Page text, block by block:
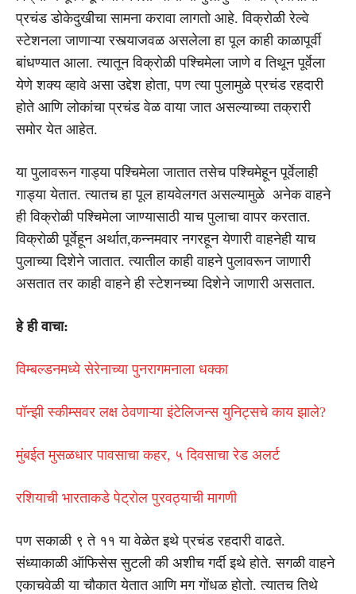
प्रचंड डोकेदुखीचा सामना करावा लागतो आहे. विक्रोळी रेल्वे
स्टेशनला जाणाऱ्या रस्त्याजवळ असलेला हा पूल काही काळापूर्वी
बांधण्यात आला. त्यातून विक्रोळी पश्चिमेला जाणे व तिथून पूर्वेला
येणे शक्य व्हावे असा उद्देश होता, पण त्या पुलामुळे प्रचंड रहदारी
होते आणि लोकांचा प्रचंड वेळ वाया जात असल्याच्या तक्रारी
समोर येत आहेत.
या पुलावरून गाड्या पश्चिमेला जातात तसेच पश्चिमेहून पूर्वेलाही
गाड्या येतात. त्यातच हा पूल हायवेलगत असल्यामुळे अनेक वाहने
ही विक्रोळी पश्चिमेला जाण्यासाठी याच पुलाचा वापर करतात.
विक्रोळी पूर्वेहून अर्थात,कन्नमवार नगरहून येणारी वाहनेही याच
पुलाच्या दिशेने जातात. त्यातील काही वाहने पुलावरून जाणारी
असतात तर काही वाहने ही स्टेशनच्या दिशेने जाणारी असतात.
हे ही वाचा:
विम्बल्डनमध्ये सेरेनाच्या पुनरागमनाला धक्का
पॉन्झी स्कीम्सवर लक्ष ठेवणाऱ्या इंटेलिजन्स युनिट्सचे काय झाले?
मुंबईत मुसळधार पावसाचा कहर, ५ दिवसाचा रेड अलर्ट
रशियाची भारताकडे पेट्रोल पुरवठ्याची मागणी
पण सकाळी ९ ते ११ या वेळेत इथे प्रचंड रहदारी वाढते.
संध्याकाळी ऑफिसेस सुटली की अशीच गर्दी इथे होते. सगळी वाहने
एकाचवेळी या चौकात येतात आणि मग गोंधळ होतो. त्यातच तिथे